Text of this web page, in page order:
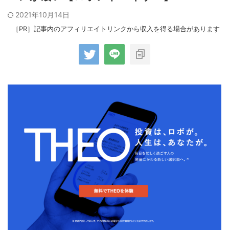
2021年10月14日
［PR］記事内のアフィリエイトリンクから収入を得る場合があります